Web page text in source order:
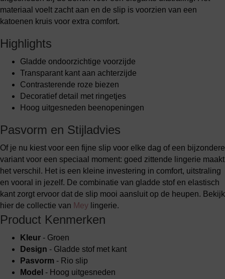
materiaal voelt zacht aan en de slip is voorzien van een
katoenen kruis voor extra comfort.
Highlights
Gladde ondoorzichtige voorzijde
Transparant kant aan achterzijde
Contrasterende roze biezen
Decoratief detail met ringetjes
Hoog uitgesneden beenopeningen
Pasvorm en Stijladvies
Of je nu kiest voor een fijne slip voor elke dag of een bijzondere
variant voor een speciaal moment: goed zittende lingerie maakt
het verschil. Het is een kleine investering in comfort, uitstraling
en vooral in jezelf. De combinatie van gladde stof en elastisch
kant zorgt ervoor dat de slip mooi aansluit op de heupen. Bekijk
hier de collectie van Mey lingerie.
Product Kenmerken
Kleur - Groen
Design - Gladde stof met kant
Pasvorm - Rio slip
Model - Hoog uitgesneden